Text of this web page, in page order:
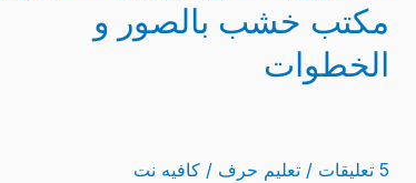
مكتب خشب بالصور و
الخطوات
5 تعليقات / تعليم حرف / كافيه نت